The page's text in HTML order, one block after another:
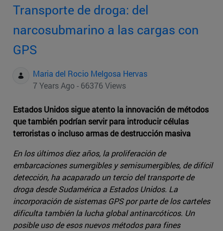
Transporte de droga: del
narcosubmarino a las cargas con
GPS
Maria del Rocio Melgosa Hervas
7 Years Ago - 66376 Views
Estados Unidos sigue atento la innovación de métodos
que también podrían servir para introducir células
terroristas o incluso armas de destrucción masiva
En los últimos diez años, la proliferación de
embarcaciones sumergibles y semisumergibles, de difícil
detección, ha acaparado un tercio del transporte de
droga desde Sudamérica a Estados Unidos. La
incorporación de sistemas GPS por parte de los carteles
dificulta también la lucha global antinarcóticos. Un
posible uso de esos nuevos métodos para fines